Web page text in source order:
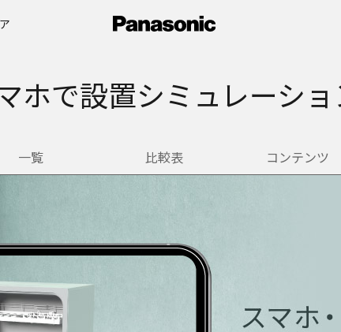
ホで設置シミュレーシ
一覧 比較表 コンテンツ